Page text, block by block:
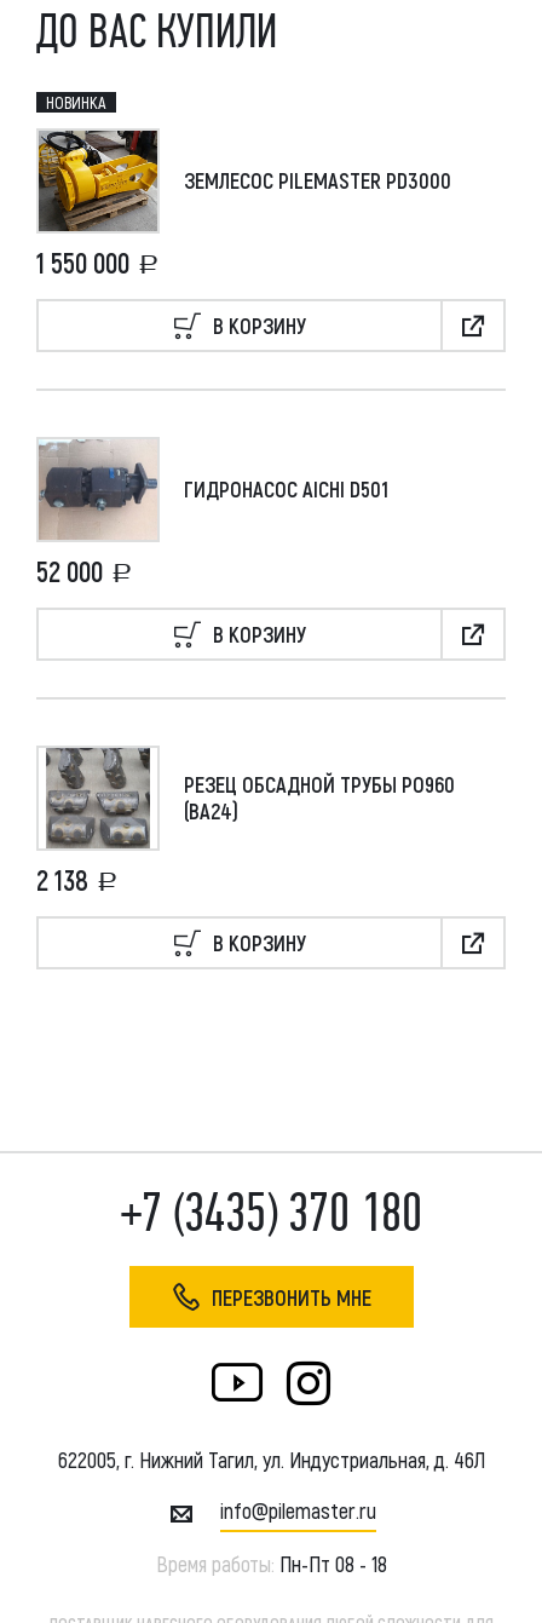
ДО ВАС КУПИЛИ
НОВИНКА
ЗЕМЛЕСОС PILEMASTER PD3000
1 550 000
В КОРЗИНУ
ГИДРОНАСОС AICHI D501
52 000
В КОРЗИНУ
РЕЗЕЦ ОБСАДНОЙ ТРУБЫ РО960
(ВА24)
2 138
В КОРЗИНУ
+7 (3435) 370 180
ПЕРЕЗВОНИТЬ МНЕ
622005, г. Нижний Тагил, ул. Индустриальная, д. 46Л
info@pilemaster.ru
Время работы: Пн-Пт 08 - 18